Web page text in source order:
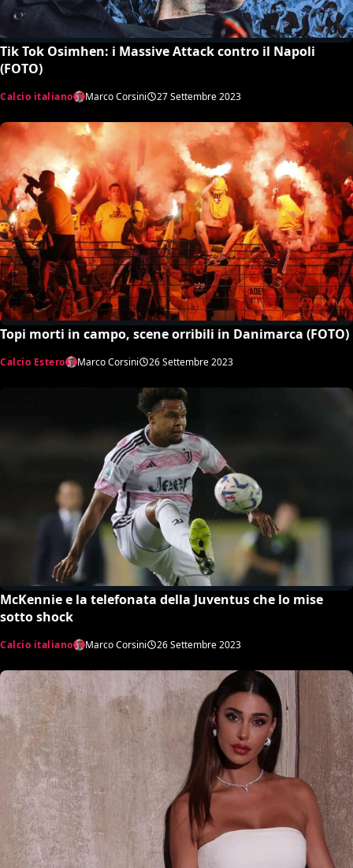
Tik Tok Osimhen: i Massive Attack contro il Napoli
(FOTO)
Calcio italiano Marco Corsini 27 Settembre 2023
Topi morti in campo, scene orribili in Danimarca (FOTO)
Calcio Estero Marco Corsini 26 Settembre 2023
McKennie e la telefonata della Juventus che lo mise
sotto shock
Calcio italiano Marco Corsini 26 Settembre 2023